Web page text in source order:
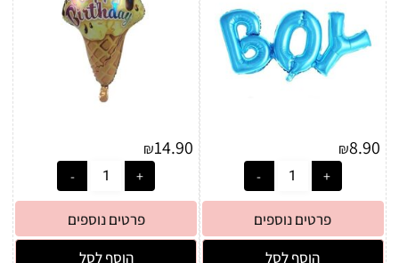
₪8.90
פרטים נוספים
הוסף לסל
₪14.90
פרטים נוספים
הוסף לסל